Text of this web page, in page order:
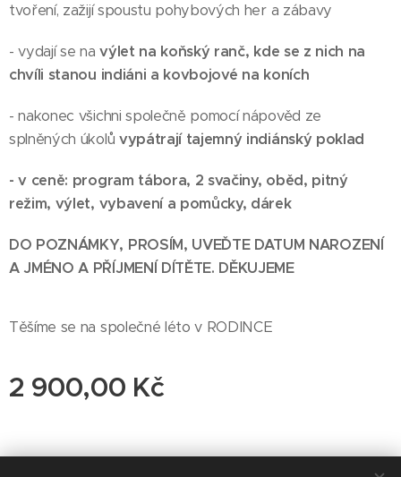
tvoření, zažijí spoustu pohybových her a zábavy
- vydají se navýlet na koňský ranč, kde se z nich na
chvíli stanou indiáni a kovbojové na koních
- nakonec všichni společně pomocí nápověd ze
splněných úkolů vypátrají tajemný indiánský poklad
- v ceně: program tábora, 2 svačiny, oběd, pitný
režim, výlet, vybavení a pomůcky, dárek
DO POZNÁMKY, PROSÍM, UVEĎTE DATUM NAROZENÍ
A JMÉNO A PŘÍJMENÍ DÍTĚTE. DĚKUJEME
Těšíme se na společné léto v RODINCE
2 900,00 Kč